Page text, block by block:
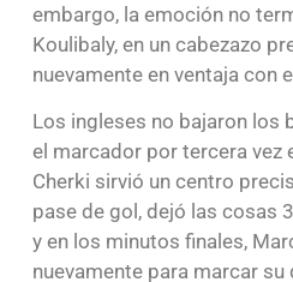
embargo, la emoción no
Koulibaly, en un cabezazo
nuevamente en ventaja con
Los ingleses no bajaron los
el marcador por tercera vez
Cherki sirvió un centro
pase de gol, dejó las cosas
y en los minutos finales,
nuevamente para marcar